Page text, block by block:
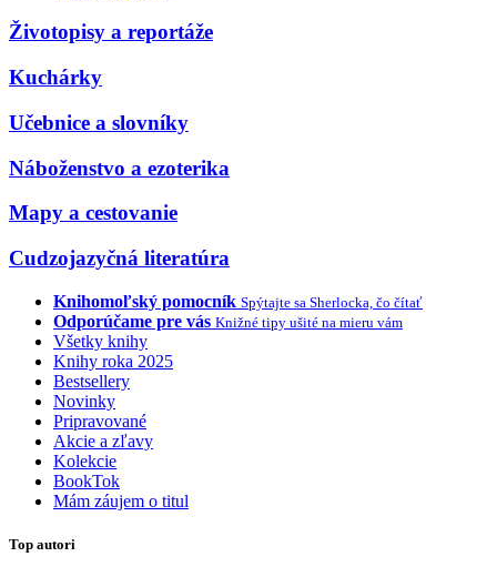
Životopisy a reportáže
Kuchárky
Učebnice a slovníky
Náboženstvo a ezoterika
Mapy a cestovanie
Cudzojazyčná literatúra
Knihomoľský pomocník Spýtajte sa Sherlocka, čo čítať
Odporúčame pre vás Knižné tipy ušité na mieru vám
Všetky knihy
Knihy roka 2025
Bestsellery
Novinky
Pripravované
Akcie a zľavy
Kolekcie
BookTok
Mám záujem o titul
Top autori